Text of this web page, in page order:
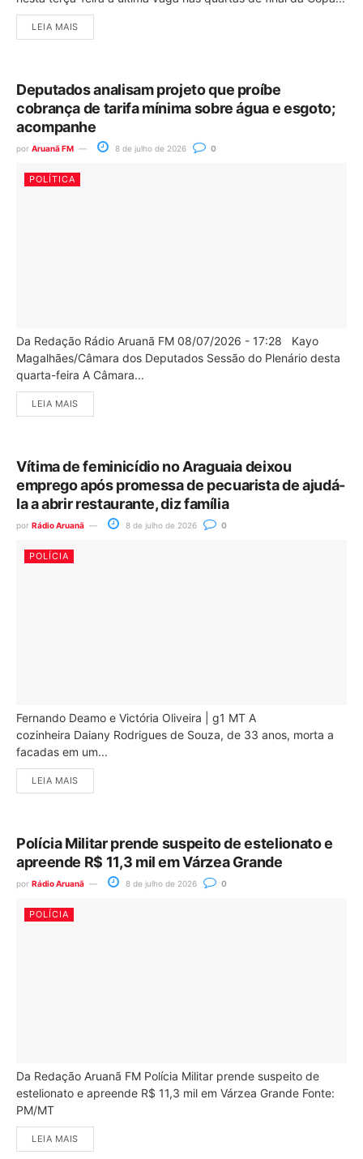
LEIA MAIS
Deputados analisam projeto que proíbe
cobrança de tarifa mínima sobre água e esgoto;
acompanhe
por Aruanã FM 8 de julho de 2026 0
POLÍTICA
Da Redação Rádio Aruanã FM 08/07/2026 - 17:28 Kayo
Magalhães/Câmara dos Deputados Sessão do Plenário desta
quarta-feira A Câmara...
LEIA MAIS
Vítima de feminicídio no Araguaia deixou
emprego após promessa de pecuarista de ajudá-
la a abrir restaurante, diz família
por Rádio Aruanã 8 de julho de 2026 0
POLÍCIA
Fernando Deamo e Victória Oliveira | g1 MT A
cozinheira Daiany Rodrigues de Souza, de 33 anos, morta a
facadas em um...
LEIA MAIS
Polícia Militar prende suspeito de estelionato e
apreende R$ 11,3 mil em Várzea Grande
por Rádio Aruanã 8 de julho de 2026 0
POLÍCIA
Da Redação Aruanã FM Polícia Militar prende suspeito de
estelionato e apreende R$ 11,3 mil em Várzea Grande Fonte:
PM/MT
LEIA MAIS